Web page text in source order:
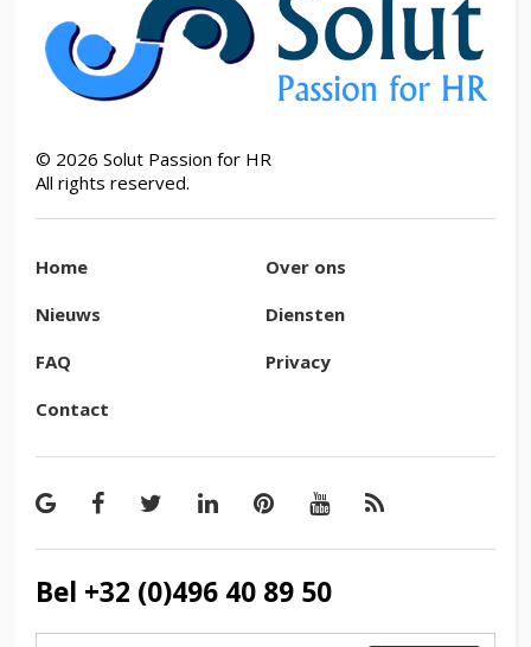
© 2026 Solut Passion for HR
All rights reserved.
Home
Over ons
Nieuws
Diensten
FAQ
Privacy
Contact
Bel +32 (0)496 40 89 50